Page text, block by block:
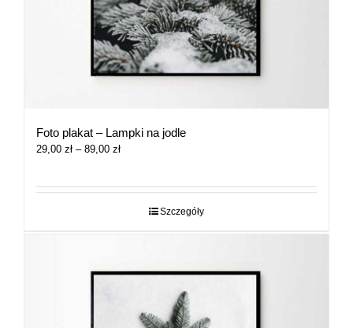
Foto plakat – Lampki na jodle
29,00 zł – 89,00 złZakres
29,00 zł
Szczegóły